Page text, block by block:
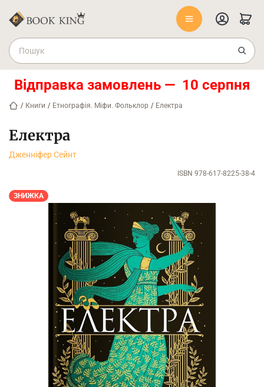
Відправка замовлень — 10 серпня
/ Книги / Етнографія. Міфи. Фольклор / Електра
Електра
Дженніфер Сейнт
ISBN 978-617-8225-38-4
ЗНИЖКА